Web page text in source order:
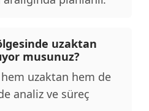
uzaktan
musunuz?
uzaktan hem de
analiz ve süreç